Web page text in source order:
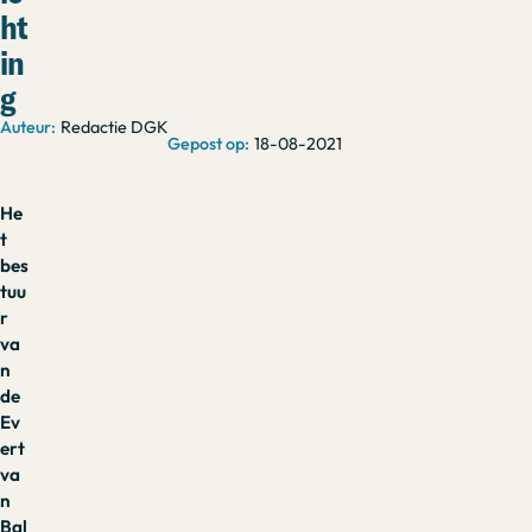
ht
in
g
Redactie DGK
18-08-2021
He
t
bes
tuu
r
va
n
de
Ev
ert
va
n
Bal